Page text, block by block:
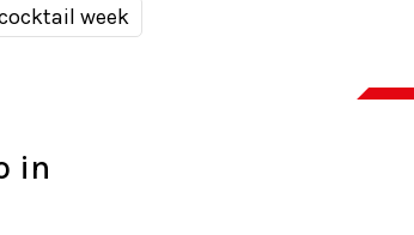
week
in